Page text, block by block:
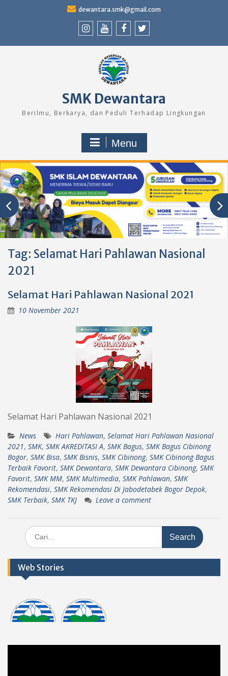
dewantara.smk@gmail.com
SMK Dewantara
Berilmu, Berkarya, dan Peduli Terhadap Lingkungan
Menu
Tag: Selamat Hari Pahlawan Nasional
2021
Selamat Hari Pahlawan Nasional 2021
10 November 2021
Selamat Hari Pahlawan Nasional 2021
News Hari Pahlawan, Selamat Hari Pahlawan Nasional
2021, SMK, SMK AKREDITASI A, SMK Bagus, SMK Bagus Cibinong
Bogor, SMK Bisa, SMK Bisnis, SMK Cibinong, SMK Cibinong Bagus
Terbaik Favorit, SMK Dewantara, SMK Dewantara Cibinong, SMK
Favorit, SMK MM, SMK Multimedia, SMK Pahlawan, SMK
Rekomendasi, SMK Rekomendasi Di Jabodetabek Bogor Depok,
SMK Terbaik, SMK TKJ Leave a comment
Search
for:
Web Stories
Informasi
Dokumen
tasi